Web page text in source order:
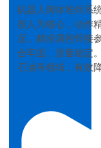
机器人阀体堆焊系
器人为核心，动作
况，精准调控焊接
合牢固、质量稳定
石油等领域，有效